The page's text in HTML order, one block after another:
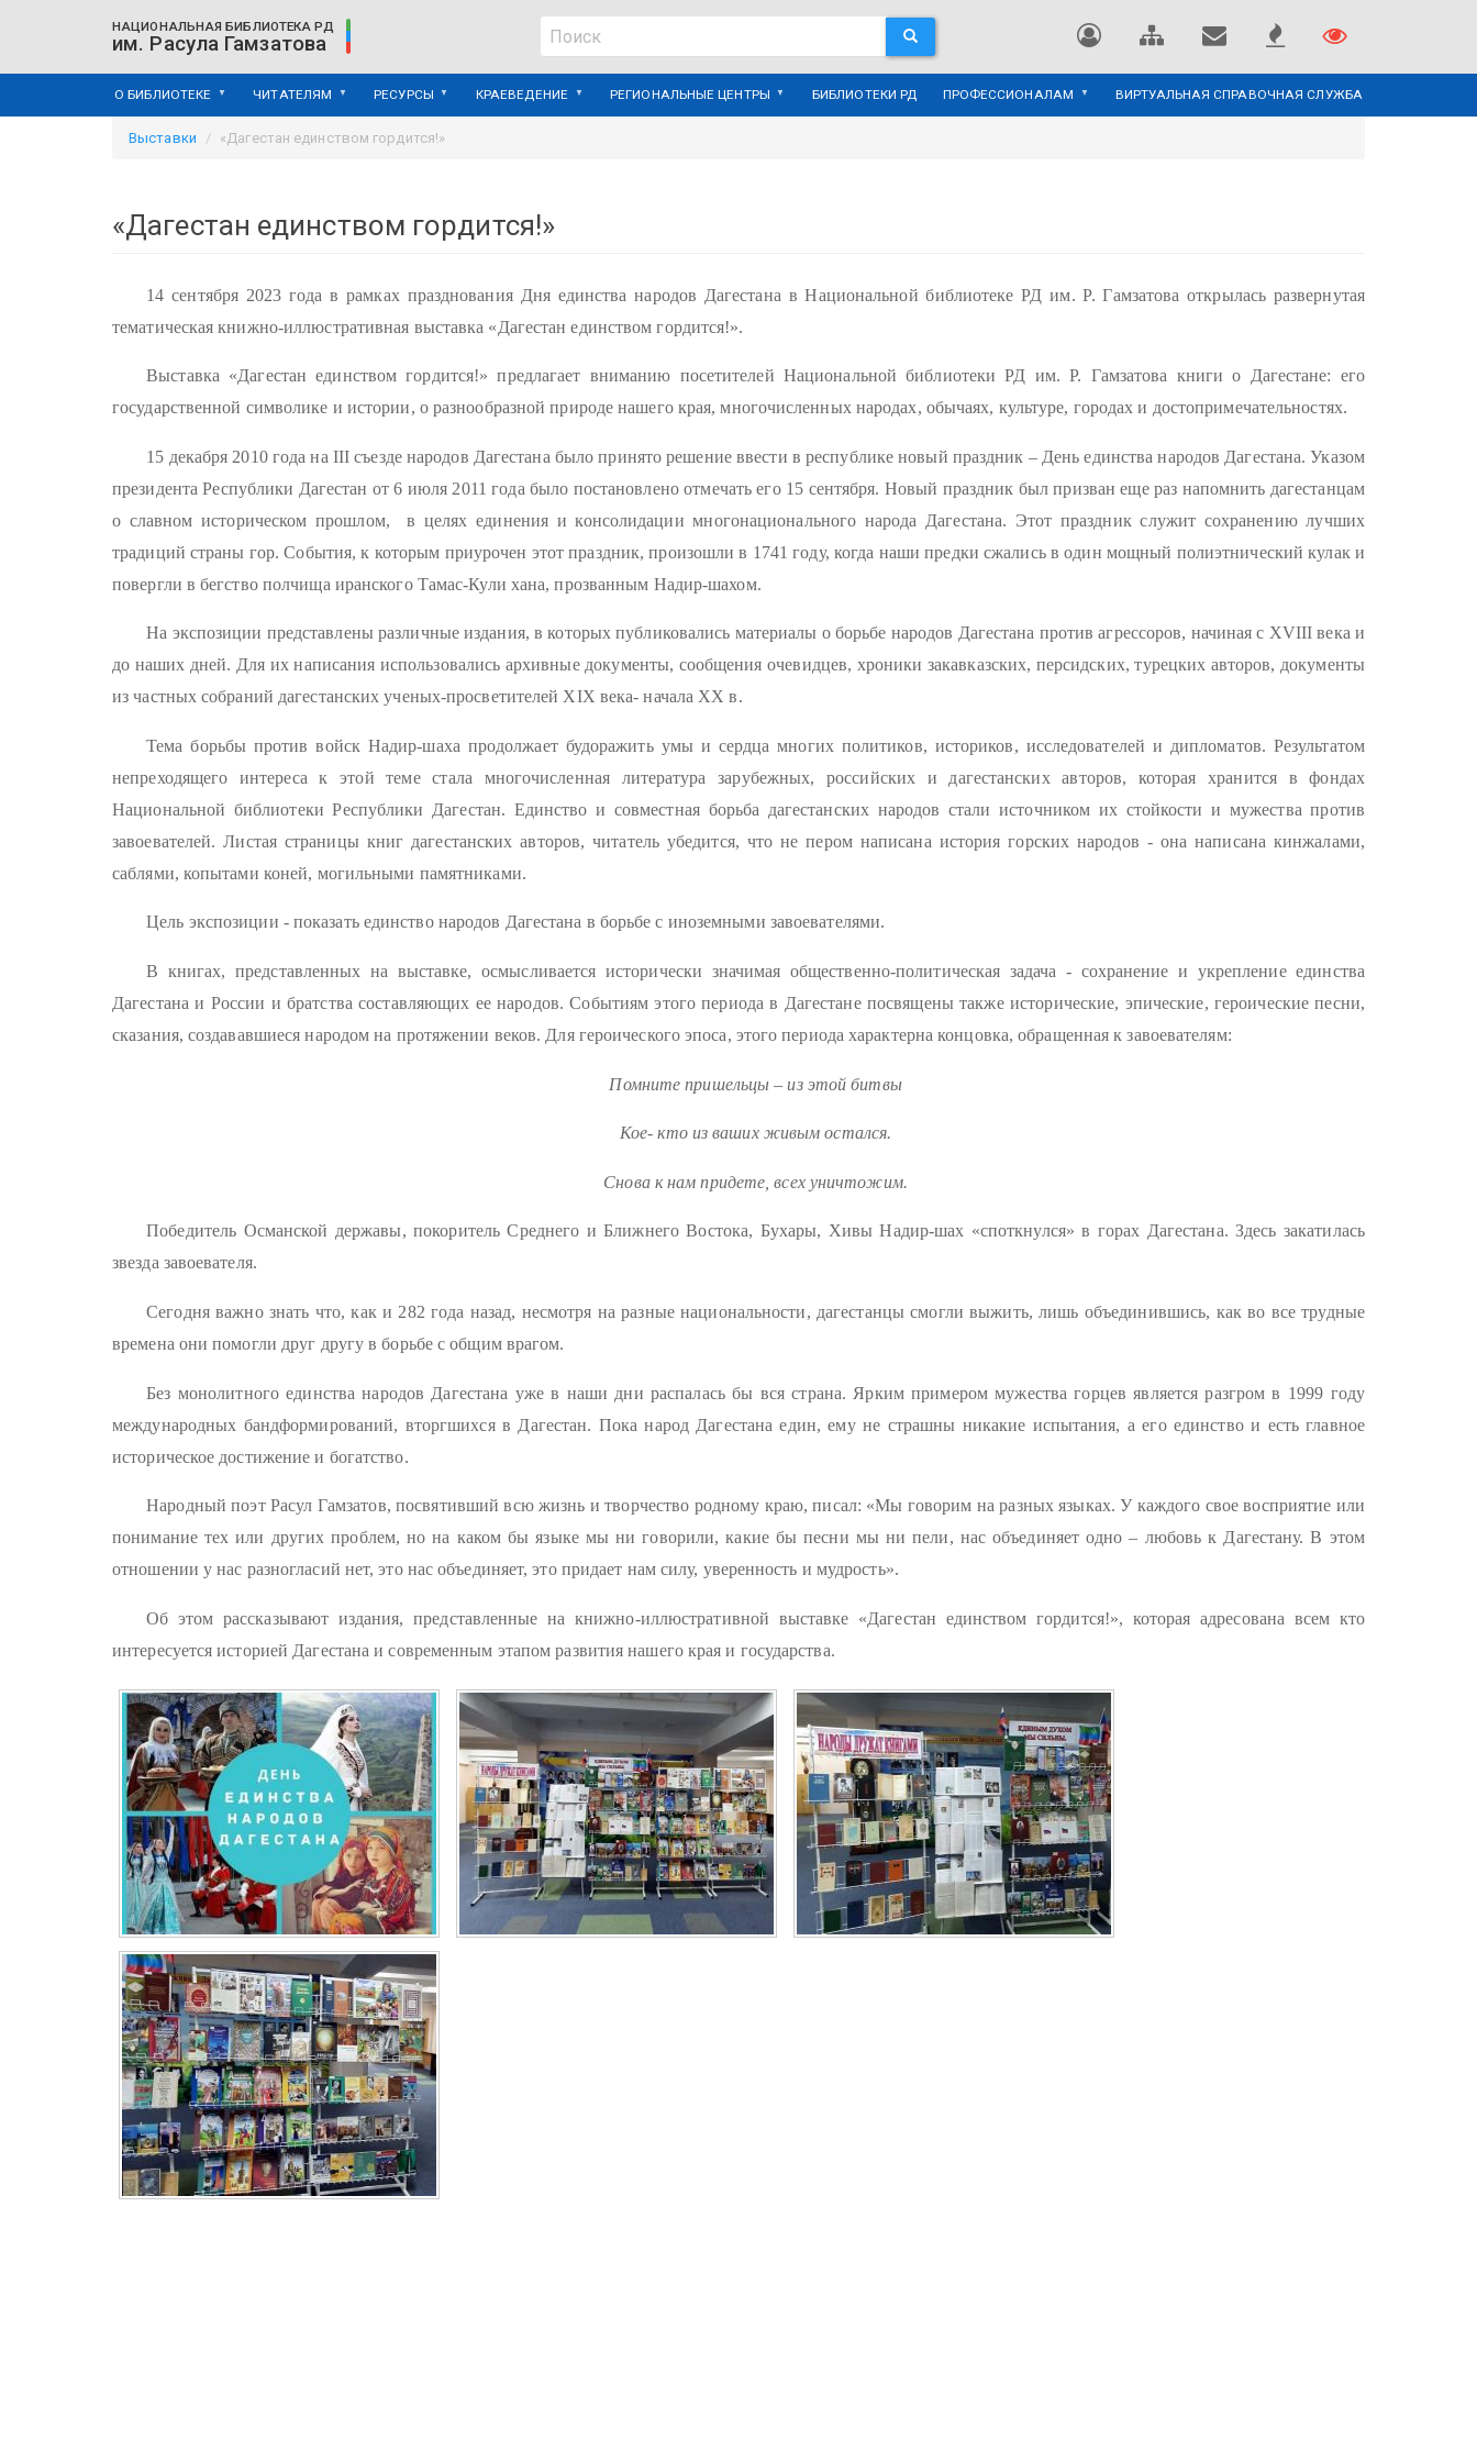
НАЦИОНАЛЬНАЯ БИБЛИОТЕКА РД
им. Расула Гамзатова Поиск
Поиск ПОИСК
О БИБЛИОТЕКЕ ЧИТАТЕЛЯМ РЕСУРСЫ КРАЕВЕДЕНИЕ РЕГИОНАЛЬНЫЕ ЦЕНТРЫ БИБЛИОТЕКИ РД ПРОФЕССИОНАЛАМ ВИРТУАЛЬНАЯ СПРАВОЧНАЯ СЛУЖБА
Выставки «Дагестан единством гордится!»
«Дагестан единством гордится!»
14 сентября 2023 года в рамках празднования Дня единства народов Дагестана в Национальной библиотеке РД им. Р. Гамзатова открылась развернутая
тематическая книжно-иллюстративная выставка «Дагестан единством гордится!».
Выставка «Дагестан единством гордится!» предлагает вниманию посетителей Национальной библиотеки РД им. Р. Гамзатова книги о Дагестане: его
государственной символике и истории, о разнообразной природе нашего края, многочисленных народах, обычаях, культуре, городах и достопримечательностях.
15 декабря 2010 года на III съезде народов Дагестана было принято решение ввести в республике новый праздник – День единства народов Дагестана. Указом
президента Республики Дагестан от 6 июля 2011 года было постановлено отмечать его 15 сентября. Новый праздник был призван еще раз напомнить дагестанцам
о славном историческом прошлом, в целях единения и консолидации многонационального народа Дагестана. Этот праздник служит сохранению лучших
традиций страны гор. События, к которым приурочен этот праздник, произошли в 1741 году, когда наши предки сжались в один мощный полиэтнический кулак и
повергли в бегство полчища иранского Тамас-Кули хана, прозванным Надир-шахом.
На экспозиции представлены различные издания, в которых публиковались материалы о борьбе народов Дагестана против агрессоров, начиная с XVIII века и
до наших дней. Для их написания использовались архивные документы, сообщения очевидцев, хроники закавказских, персидских, турецких авторов, документы
из частных собраний дагестанских ученых-просветителей XIX века- начала XX в.
Тема борьбы против войск Надир-шаха продолжает будоражить умы и сердца многих политиков, историков, исследователей и дипломатов. Результатом
непреходящего интереса к этой теме стала многочисленная литература зарубежных, российских и дагестанских авторов, которая хранится в фондах
Национальной библиотеки Республики Дагестан. Единство и совместная борьба дагестанских народов стали источником их стойкости и мужества против
завоевателей. Листая страницы книг дагестанских авторов, читатель убедится, что не пером написана история горских народов - она написана кинжалами,
саблями, копытами коней, могильными памятниками.
Цель экспозиции - показать единство народов Дагестана в борьбе с иноземными завоевателями.
В книгах, представленных на выставке, осмысливается исторически значимая общественно-политическая задача - сохранение и укрепление единства
Дагестана и России и братства составляющих ее народов. Событиям этого периода в Дагестане посвящены также исторические, эпические, героические песни,
сказания, создававшиеся народом на протяжении веков. Для героического эпоса, этого периода характерна концовка, обращенная к завоевателям:
Помните пришельцы – из этой битвы
Кое- кто из ваших живым остался.
Снова к нам придете, всех уничтожим.
Победитель Османской державы, покоритель Среднего и Ближнего Востока, Бухары, Хивы Надир-шах «споткнулся» в горах Дагестана. Здесь закатилась
звезда завоевателя.
Сегодня важно знать что, как и 282 года назад, несмотря на разные национальности, дагестанцы смогли выжить, лишь объединившись, как во все трудные
времена они помогли друг другу в борьбе с общим врагом.
Без монолитного единства народов Дагестана уже в наши дни распалась бы вся страна. Ярким примером мужества горцев является разгром в 1999 году
международных бандформирований, вторгшихся в Дагестан. Пока народ Дагестана един, ему не страшны никакие испытания, а его единство и есть главное
историческое достижение и богатство.
Народный поэт Расул Гамзатов, посвятивший всю жизнь и творчество родному краю, писал: «Мы говорим на разных языках. У каждого свое восприятие или
понимание тех или других проблем, но на каком бы языке мы ни говорили, какие бы песни мы ни пели, нас объединяет одно – любовь к Дагестану. В этом
отношении у нас разногласий нет, это нас объединяет, это придает нам силу, уверенность и мудрость».
Об этом рассказывают издания, представленные на книжно-иллюстративной выставке «Дагестан единством гордится!», которая адресована всем кто
интересуется историей Дагестана и современным этапом развития нашего края и государства.